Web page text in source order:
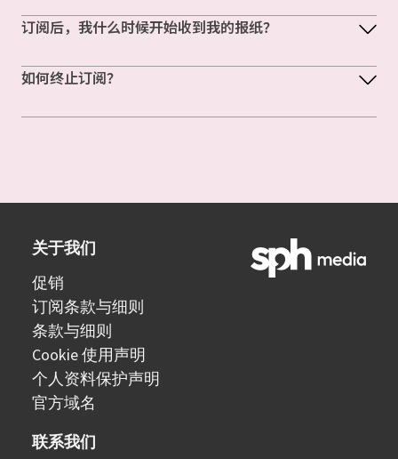
订阅后，我什么时候开始收到我的报纸？
如何终止订阅？
关于我们
促销
订阅条款与细则
条款与细则
Cookie 使用声明
个人资料保护声明
官方域名
联系我们